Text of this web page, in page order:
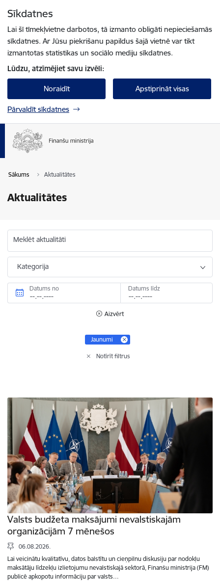
Sīkdatnes
Lai šī tīmekļvietne darbotos, tā izmanto obligāti nepieciešamās
sīkdatnes. Ar Jūsu piekrišanu papildus šajā vietnē var tikt
izmantotas statistikas un sociālo mediju sīkdatnes.
Lūdzu, atzīmējiet savu izvēli:
Noraidīt Apstiprināt visas
Pārvaldīt sīkdatnes
Sākums Aktualitātes
Aktualitātes
Meklēt aktualitāti
Kategorija
Datums no Datums līdz
Aizvērt
Jaunumi
Notīrīt filtrus
Valsts budžeta maksājumi nevalstiskajām
organizācijām 7 mēnešos
06.08.2026.
Lai veicinātu kvalitatīvu, datos balstītu un cieņpilnu diskusiju par nodokļu
maksātāju līdzekļu izlietojumu nevalstiskajā sektorā, Finanšu ministrija (FM)
publicē apkopotu informāciju par valsts…